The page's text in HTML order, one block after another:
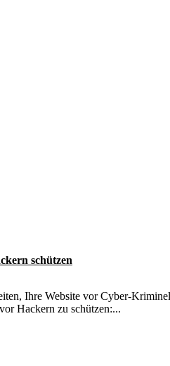
schützen
Ihre Website vor Cyber-
Hackern zu schützen:...